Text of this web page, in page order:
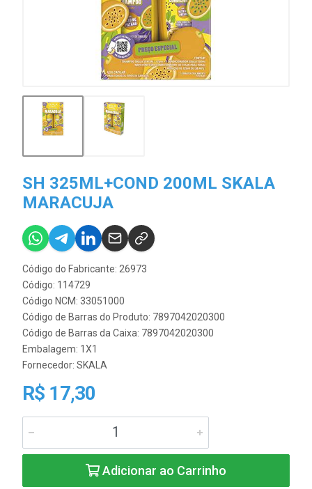
SH 325ML+COND 200ML SKALA
MARACUJA
Código do Fabricante: 26973
Código: 114729
Código NCM: 33051000
Código de Barras do Produto: 7897042020300
Código de Barras da Caixa: 7897042020300
Embalagem: 1X1
Fornecedor: SKALA
R$ 17,30
Adicionar ao Carrinho